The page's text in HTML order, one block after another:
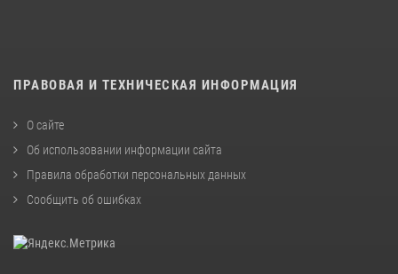
ПРАВОВАЯ И ТЕХНИЧЕСКАЯ ИНФОРМАЦИЯ
О сайте
Об использовании информации сайта
Правила обработки персональных данных
Сообщить об ошибках